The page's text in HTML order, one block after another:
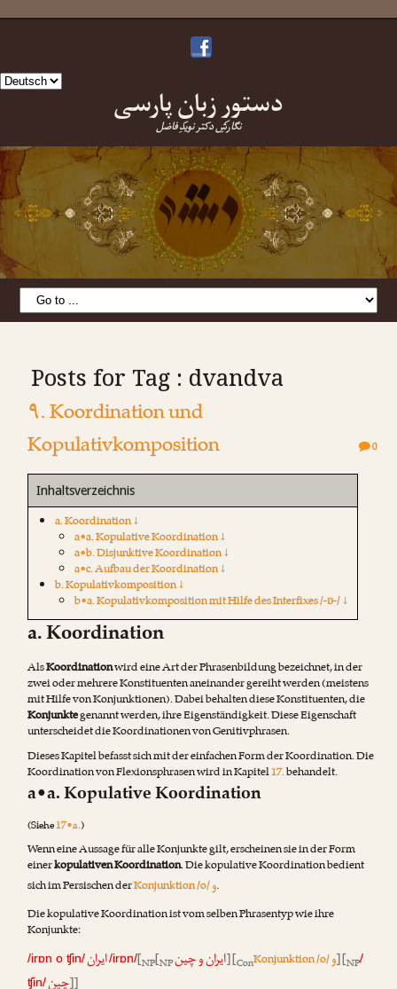
Sprache
دستورِ زبانِ پارسی
نگارشِ دکتر نویدِ فاضل
Posts for Tag : dvandva
۹. Koordination und
Kopulativkomposition 0
Inhaltsverzeichnis
a. Koordination ↓
a•a. Kopulative Koordination ↓
a•b. Disjunktive Koordination ↓
a•c. Aufbau der Koordination ↓
b. Kopulativkomposition ↓
b•a. Kopulativkomposition mit Hilfe des Interfixes /-ɒ-/ ↓
a. Koordination
AlsKoordinationwird eine Art der Phrasenbildung bezeichnet, in der
zwei oder mehrere Konstituenten aneinander gereiht werden (meistens
mit Hilfe von Konjunktionen). Dabei behalten diese Konstituenten, die
Konjunktegenannt werden, ihre Eigenständigkeit. Diese Eigenschaft
unterscheidet die Koordinationen von Genitivphrasen.
Dieses Kapitel befasst sich mit der einfachen Form der Koordination. Die
Koordination von Flexionsphrasen wird in Kapitel17.behandelt.
a•a. Kopulative Koordination
(Siehe17•a.)
Wenn eine Aussage für alle Konjunkte gilt, erscheinen sie in der Form
einerkopulativen Koordination. Die kopulative Koordination bedient
sich im Persischen derKonjunktion /o/و.
Die kopulative Koordination ist vom selben Phrasentyp wie ihre
Konjunkte:
/irɒn o ʧin/ ایران و چین [NP[NP
/irɒn/ایران ] [ConKonjunktion /o/و] [NP/
ʧin/